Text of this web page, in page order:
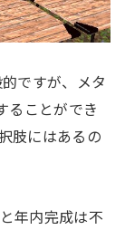
ですが、メタ
ることができ
肢にはあるの
年内完成は不